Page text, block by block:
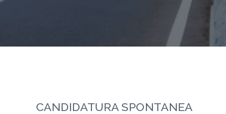
CANDIDATURA SPONTANEA